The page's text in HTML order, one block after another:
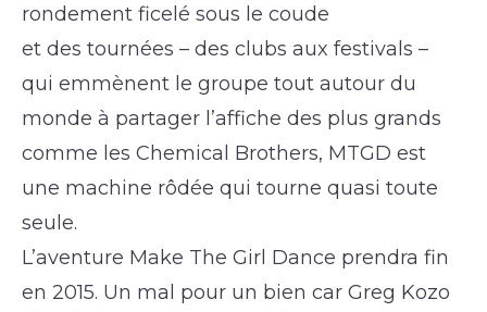
rondement ficelé sous le coude
et des tournées – des clubs aux festivals –
qui emmènent le groupe tout autour du
monde à partager l’affiche des plus grands
comme les Chemical Brothers, MTGD est
une machine rôdée qui tourne quasi toute
seule.
L’aventure Make The Girl Dance prendra fin
en 2015. Un mal pour un bien car Greg Kozo